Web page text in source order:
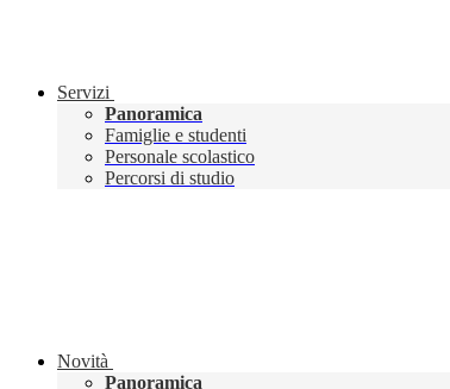
Servizi
Panoramica
Famiglie e studenti
Personale scolastico
Percorsi di studio
Novità
Panoramica